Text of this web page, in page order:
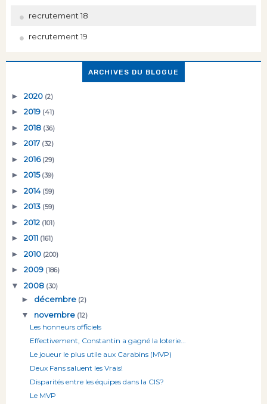
recrutement 18
recrutement 19
ARCHIVES DU BLOGUE
► 2020 (2)
► 2019 (41)
► 2018 (36)
► 2017 (32)
► 2016 (29)
► 2015 (39)
► 2014 (59)
► 2013 (59)
► 2012 (101)
► 2011 (161)
► 2010 (200)
► 2009 (186)
▼ 2008 (30)
► décembre (2)
▼ novembre (12)
Les honneurs officiels
Effectivement, Constantin a gagné la loterie...
Le joueur le plus utile aux Carabins (MVP)
Deux Fans saluent les Vrais!
Disparités entre les équipes dans la CIS?
Le MVP